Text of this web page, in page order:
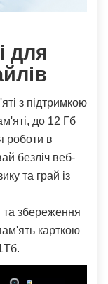
для
з підтримкою
до 12 Гб
роботи в
безліч веб-
та грай із
збереження
карткою